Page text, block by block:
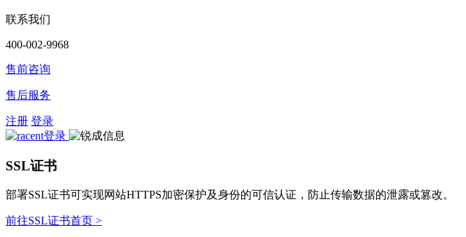
联系我们
400-002-9968
售前咨询
售后服务
注册 登录
SSL证书
部署SSL证书可实现网站HTTPS加密保护及身份的可信认证，防止传输数据的泄露或篡改。
前往SSL证书首页 >